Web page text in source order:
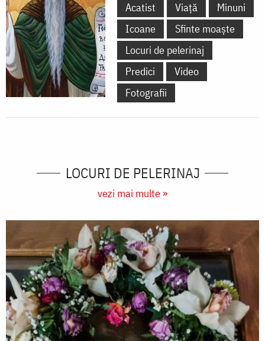
Acatist Viață
Minuni
Icoane
Sfinte moaște
Locuri de pelerinaj
Predici
Video
Fotografii
LOCURI DE PELERINAJ
vezi mai multe »